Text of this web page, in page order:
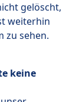
gelöscht,
weiterhin
zu sehen.
keine